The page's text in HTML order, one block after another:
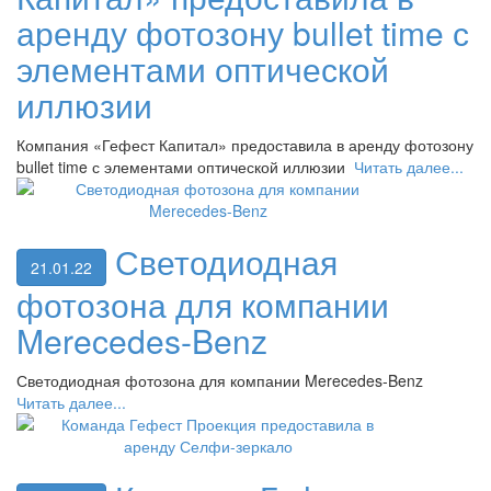
аренду фотозону bullet time с
элементами оптической
иллюзии
Компания «Гефест Капитал» предоставила в аренду фотозону
bullet time с элементами оптической иллюзии Читать далее...
21.01.22
Светодиодная
фотозона для компании
Merecedes-Benz
Светодиодная фотозона для компании Merecedes-Benz
Читать далее...